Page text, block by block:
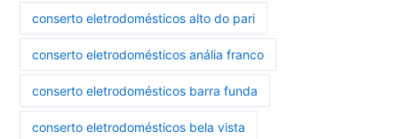
conserto eletrodomésticos alto do pari
conserto eletrodomésticos anália franco
conserto eletrodomésticos barra funda
conserto eletrodomésticos bela vista